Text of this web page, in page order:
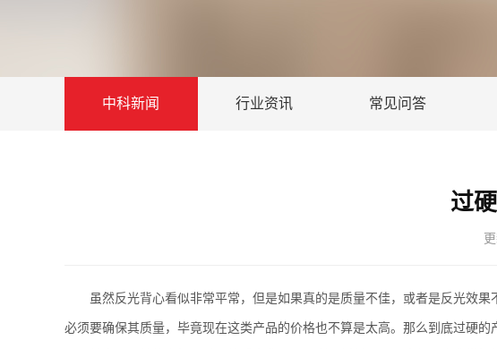
中科新闻 行业资讯 常见问答
过
虽然反光背心看似非常平常，但是如果真的是质量不佳，或者是反光效果
必须要确保其质量，毕竟现在这类产品的价格也不算是太高。那么到底过硬的